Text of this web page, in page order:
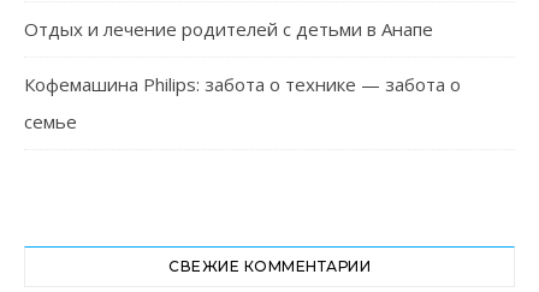
Отдых и лечение родителей с детьми в Анапе
Кофемашина Philips: забота о технике — забота о
семье
СВЕЖИЕ КОММЕНТАРИИ